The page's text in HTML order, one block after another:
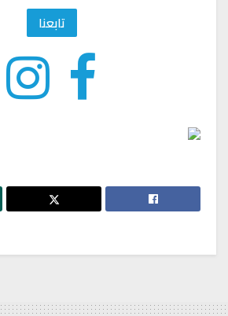
تابعنا